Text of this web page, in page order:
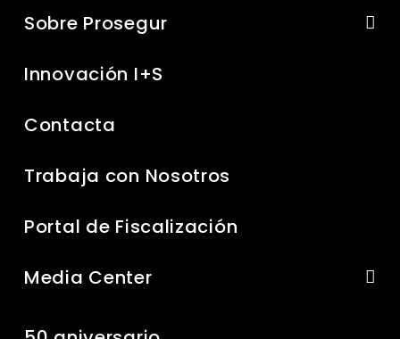
Sobre Prosegur
Innovación I+S
Contacta
Trabaja con Nosotros
Portal de Fiscalización
Media Center